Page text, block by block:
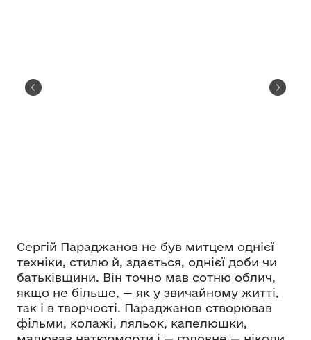
Сергій Параджанов не був митцем однієї
техніки, стилю й, здається, однієї доби чи
батьківщини. Він точно мав сотню облич,
якщо не більше, — як у звичайному житті,
так і в творчості. Параджанов створював
фільми, колажі, ляльок, капелюшки,